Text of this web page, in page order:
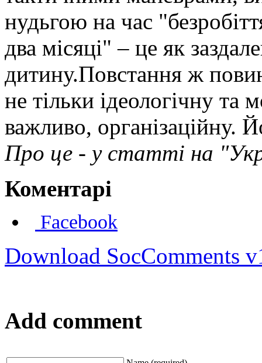
нудьгою на час
два місяці" – це як
дитину.Повстання ж
не тільки ідеологічну
важливо, організаційну.
Про це - у статті на
Коментарі
Facebook
Download SocComments
Add comment